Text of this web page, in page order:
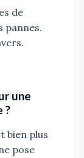
de
pannes.
une
?
bien plus
pose